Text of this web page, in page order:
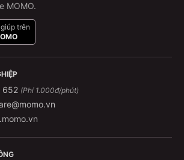
MOMO.
trên
652 (Phí 1.000đ/phút)